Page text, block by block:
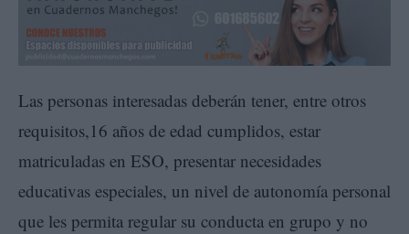
Las personas interesadas deberán tener, entre otros
requisitos,16 años de edad cumplidos, estar
matriculadas en ESO, presentar necesidades
educativas especiales, un nivel de autonomía personal
que les permita regular su conducta en grupo y no